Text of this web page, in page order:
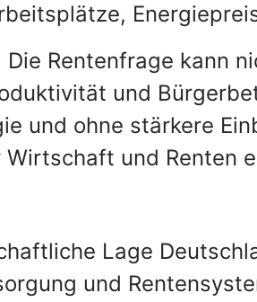
Rentenfrage kann
und
und ohne stärkere
und Renten
Lage
und